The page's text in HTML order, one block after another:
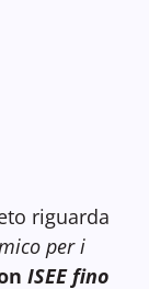
riguarda
per i
ISEE fino